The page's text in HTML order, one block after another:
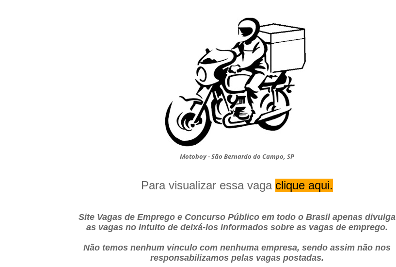
Motoboy - São Bernardo do Campo, SP
Para visualizar essa vaga clique aqui.
Site Vagas de Emprego e Concurso Público em todo o Brasil apenas divulga
as vagas no intuito de deixá-los informados sobre as vagas de emprego.
Não temos nenhum vínculo com nenhuma empresa, sendo assim não nos
responsabilizamos pelas vagas postadas.